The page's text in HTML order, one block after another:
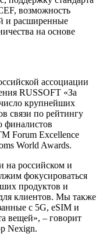
возможность
и расширенные
на основе
ассоциации
RUSSOFT «За
крупнейших
связи по рейтингу
финалистов
Forum Excellence
World Awards.
на российском и
фокусироваться
продуктов и
клиентов. Мы также
с 5G, eSIM и
вещей», – говорит
Nexign.